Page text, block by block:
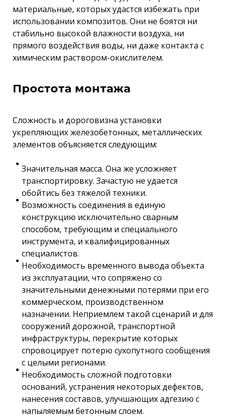
материальные, которых удастся избежать при
использовании композитов. Они не боятся ни
стабильно высокой влажности воздуха, ни
прямого воздействия воды, ни даже контакта с
химическим раствором-окислителем.
Простота монтажа
Сложность и дороговизна установки
укрепляющих железобетонных, металлических
элементов объясняется следующим:
Значительная масса. Она же усложняет
транспортировку. Зачастую не удается
обойтись без тяжелой техники.
Возможность соединения в единую
конструкцию исключительно сварным
способом, требующим и специального
инструмента, и квалифицированных
специалистов.
Необходимость временного вывода объекта
из эксплуатации, что сопряжено со
значительными денежными потерями при его
коммерческом, производственном
назначении. Неприемлем такой сценарий и для
сооружений дорожной, транспортной
инфраструктуры, перекрытие которых
спровоцирует потерю сухопутного сообщения
с целыми регионами.
Необходимость сложной подготовки
оснований, устранения некоторых дефектов,
нанесения составов, улучшающих адгезию с
напыляемым бетонным слоем.